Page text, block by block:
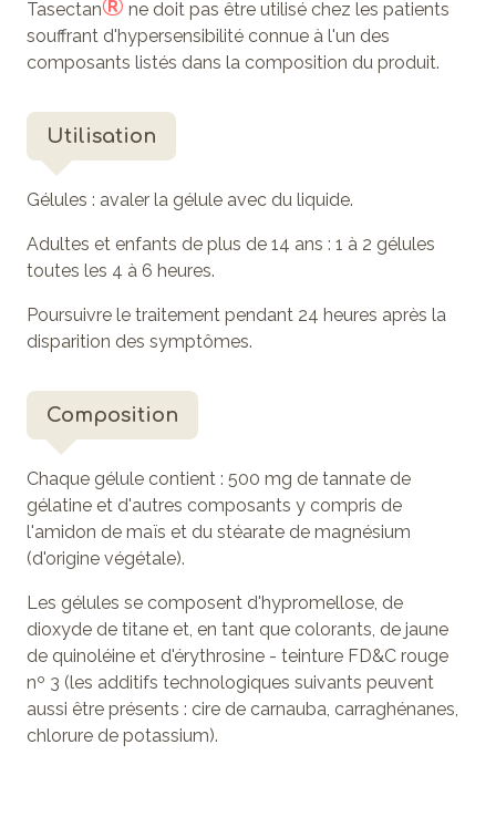
Tasectan
ne doit pas être utilisé chez les patients
souffrant d'hypersensibilité connue à l'un des
composants listés dans la composition du produit.
Utilisation
Gélules : avaler la gélule avec du liquide.
Adultes et enfants de plus de 14 ans : 1 à 2 gélules
toutes les 4 à 6 heures.
Poursuivre le traitement pendant 24 heures après la
disparition des symptômes.
Composition
Chaque gélule contient : 500 mg de tannate de
gélatine et d'autres composants y compris de
l'amidon de maïs et du stéarate de magnésium
(d'origine végétale).
Les gélules se composent d'hypromellose, de
dioxyde de titane et, en tant que colorants, de jaune
de quinoléine et d'érythrosine - teinture FD&C rouge
nº 3 (les additifs technologiques suivants peuvent
aussi être présents : cire de carnauba, carraghénanes,
chlorure de potassium).